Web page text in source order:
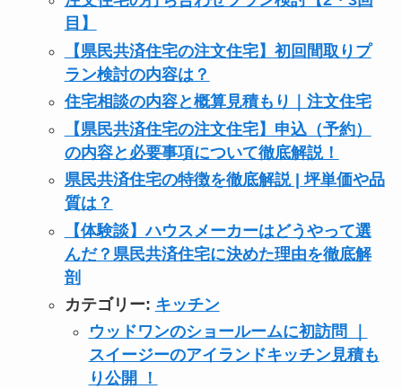
目】
【県民共済住宅の注文住宅】初回間取りプ
ラン検討の内容は？
住宅相談の内容と概算見積もり｜注文住宅
【県民共済住宅の注文住宅】申込（予約）
の内容と必要事項について徹底解説！
県民共済住宅の特徴を徹底解説 | 坪単価や品
質は？
【体験談】ハウスメーカーはどうやって選
んだ？県民共済住宅に決めた理由を徹底解
剖
カテゴリー: キッチン
ウッドワンのショールームに初訪問 ｜
スイージーのアイランドキッチン見積も
り公開 ！